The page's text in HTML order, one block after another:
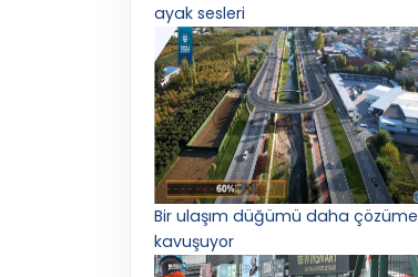
ayak sesleri
Bir ulaşım düğümü daha çözüme
kavuşuyor